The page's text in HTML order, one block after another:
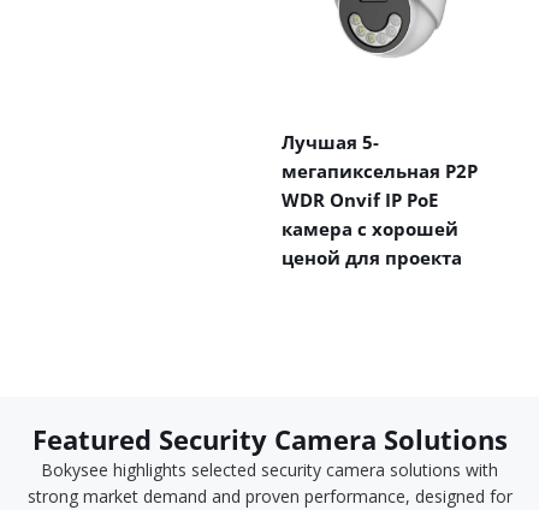
Лучшая 5-
мегапиксельная P2P
WDR Onvif IP PoE
камера с хорошей
ценой для проекта
Featured Security Camera Solutions
Bokysee highlights selected security camera solutions with
strong market demand and proven performance, designed for